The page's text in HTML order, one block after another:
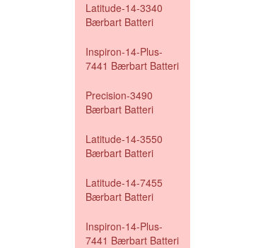
Latitude-14-3340
Bærbart Batteri
Inspiron-14-Plus-
7441 Bærbart Batteri
Precision-3490
Bærbart Batteri
Latitude-14-3550
Bærbart Batteri
Latitude-14-7455
Bærbart Batteri
Inspiron-14-Plus-
7441 Bærbart Batteri